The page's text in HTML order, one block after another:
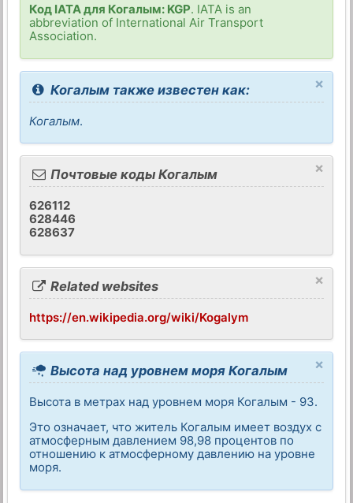
Код IATA для Когалым: KGP. IATA is an
abbreviation of International Air Transport
Association.
×
Когалым также известен как:
Когалым.
×
Почтовые коды Когалым
626112
628446
628637
×
Related websites
https://en.wikipedia.org/wiki/Kogalym
×
Высота над уровнем моря Когалым
Высота в метрах над уровнем моря Когалым - 93.
Это означает, что житель Когалым имеет воздух с
атмосферным давлением 98,98 процентов по
отношению к атмосферному давлению на уровне
моря.